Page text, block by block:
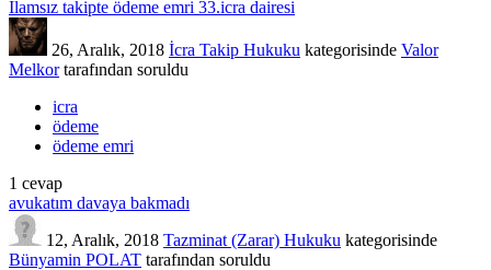
İlamsız takipte ödeme emri 33.icra dairesi
26, Aralık, 2018 İcra Takip Hukuku kategorisinde Valor
Melkor tarafından soruldu
icra
ödeme
ödeme emri
1 cevap
avukatım davaya bakmadı
12, Aralık, 2018 Tazminat (Zarar) Hukuku kategorisinde
Bünyamin POLAT tarafından soruldu